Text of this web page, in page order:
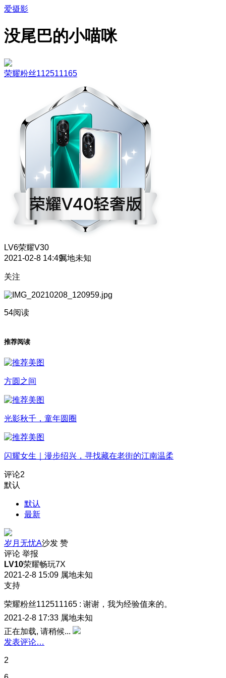
爱摄影
没尾巴的小喵咪
荣耀粉丝112511165
LV6荣耀V30
2021-02-8 14:49属地未知
关注
54阅读
推荐阅读
方圆之间
光影秋千，童年圆圈
闪耀女生｜漫步绍兴，寻找藏在老街的江南温柔
评论2
默认
默认
最新
岁月无忧A沙发 赞
评论 举报
LV10荣耀畅玩7X
2021-2-8 15:09 属地未知
支持
荣耀粉丝112511165 : 谢谢 ，我为经验值来的。
2021-2-8 17:33 属地未知
正在加载, 请稍候...
发表评论…
2